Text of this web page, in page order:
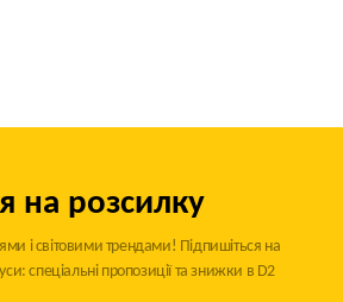
на розсилку
і світовими трендами! Підпишіться на
спеціальні пропозиції та знижки в D2